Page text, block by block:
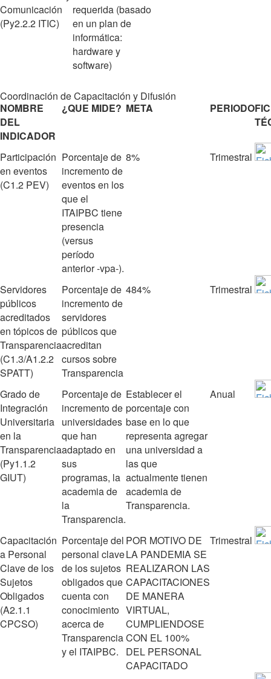
Comunicación
(Py2.2.2 ITIC)
requerida (basado
en un plan de
informática:
hardware y
software)
Coordinación de Capacitación y Difusión
NOMBRE
DEL
INDICADOR
¿QUE MIDE? META PERIODO
Participación
en eventos
(C1.2 PEV)
Porcentaje de
incremento de
eventos en los
que el
ITAIPBC tiene
presencia
(versus
período
anterior ‐vpa‐).
8% Trimestral
Servidores
públicos
acreditados
en tópicos de
Transparencia
(C1.3/A1.2.2
SPATT)
Porcentaje de
incremento de
servidores
públicos que
acreditan
cursos sobre
Transparencia
484% Trimestral
Grado de
Integración
Universitaria
en la
Transparencia
(Py1.1.2
GIUT)
Porcentaje de
incremento de
universidades
que han
adaptado en
sus
programas, la
academia de
la
Transparencia.
Establecer el
porcentaje con
base en lo que
representa agregar
una universidad a
las que
actualmente tienen
academia de
Transparencia.
Anual
Capacitación
a Personal
Clave de los
Sujetos
Obligados
(A2.1.1
CPCSO)
Porcentaje del
personal clave
de los sujetos
obligados que
cuenta con
conocimiento
acerca de
Transparencia
y el ITAIPBC.
POR MOTIVO DE
LA PANDEMIA SE
REALIZARON LAS
CAPACITACIONES
DE MANERA
VIRTUAL,
CUMPLIENDOSE
CON EL 100%
DEL PERSONAL
CAPACITADO
Trimestral